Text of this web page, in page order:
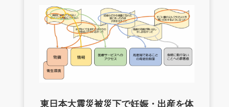
東日本大震災被災下で妊娠・出産を体